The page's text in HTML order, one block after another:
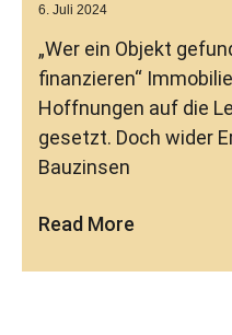
6. Juli 2024
„Wer ein Objekt
finanzieren“
Hoffnungen auf die
gesetzt. Doch wider
Bauzinsen
Read More